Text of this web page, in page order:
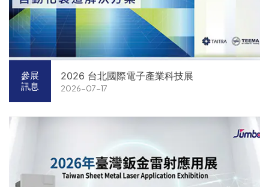
參展
訊息
2026 台北國際電子產業科技展
2026-07-17